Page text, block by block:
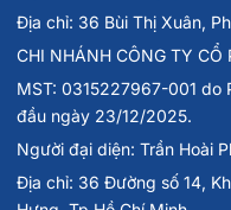
Địa chỉ: 36 Bùi Thị Xuân,
CHI NHÁNH CÔNG TY CỔ
MST: 0315227967-001 do
đầu ngày 23/12/2025.
Người đại diện: Trần Hoài
Địa chỉ: 36 Đường số 14,